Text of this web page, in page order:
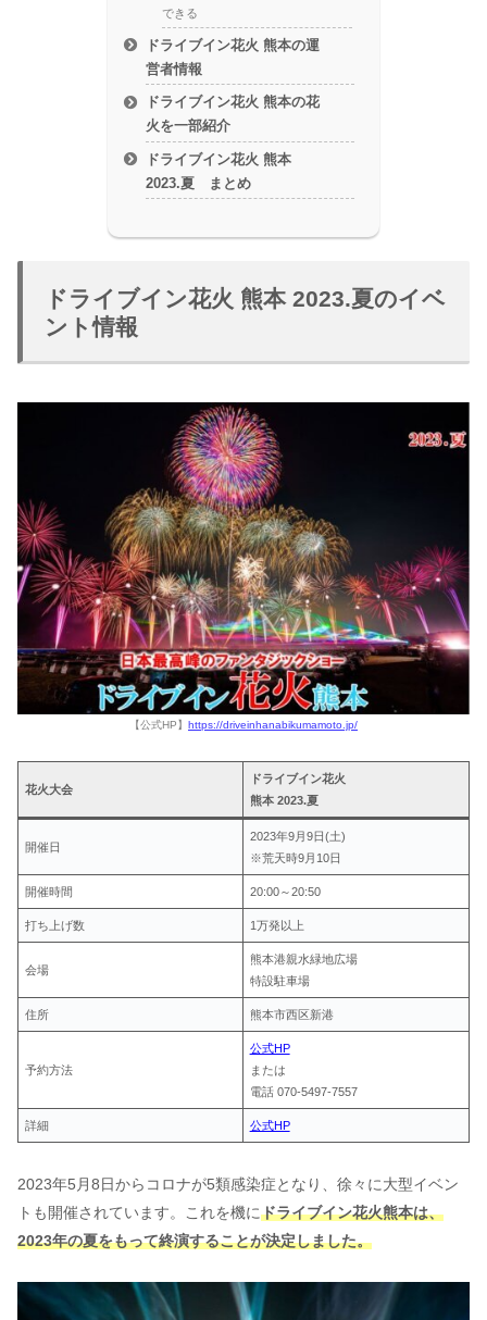
できる
ドライブイン花火 熊本の運
営者情報
ドライブイン花火 熊本の花
火を一部紹介
ドライブイン花火 熊本
2023.夏 まとめ
ドライブイン花火 熊本 2023.夏のイベ
ント情報
【公式HP】 https://driveinhanabikumamoto.jp/
花火大会
ドライブイン花火
熊本 2023.夏
開催日
2023年9月9日(土)
※荒天時9月10日
開催時間 20:00～20:50
打ち上げ数 1万発以上
会場
熊本港親水緑地広場
特設駐車場
住所 熊本市西区新港
予約方法
公式HP
または
電話 070-5497-7557
詳細 公式HP
2023年5月8日からコロナが5類感染症となり、徐々に大型イベン
トも開催されています。これを機にドライブイン花火熊本は、
2023年の夏をもって終演することが決定しました。